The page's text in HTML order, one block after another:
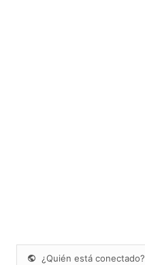
¿Quién está conectado?